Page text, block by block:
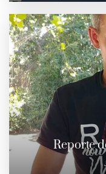
Reporte